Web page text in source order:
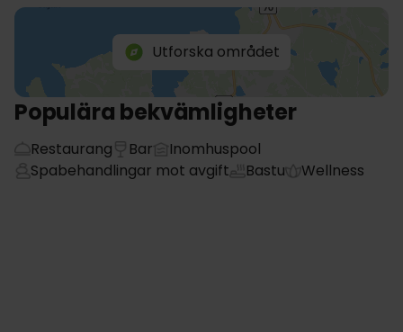
Utforska området
Populära bekvämligheter
Restaurang Bar
Inomhuspool
Spabehandlingar mot avgift
Bastu Wellness